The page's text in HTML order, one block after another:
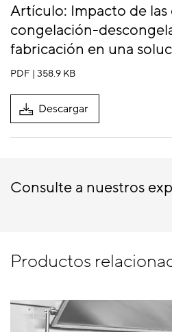
Artículo: Impacto de
congelación-
fabricación en una
PDF | 358.9 KB
Descargar
Consulte a nuestros
Productos